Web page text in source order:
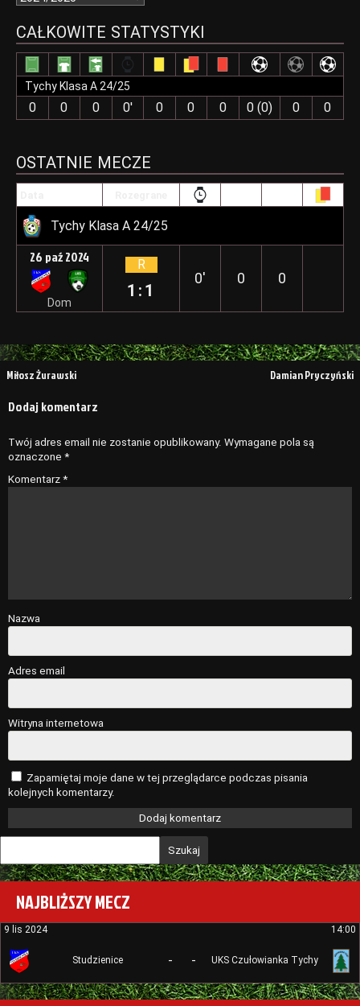
CAŁKOWITE STATYSTYKI
Tychy Klasa A 24/25
0 0 0 0′ 0 0 0 0 (0) 0 0
OSTATNIE MECZE
Tychy Klasa A 24/25
26 paź 2024
Dom
R
1:1
0′ 0 0
Nawigacja
Miłosz Żurawski Damian Pryczyński
Dodaj komentarz
Twój adres email nie zostanie opublikowany. Wymagane pola są
oznaczone *
Komentarz *
Nazwa
Adres email
Witryna internetowa
Zapamiętaj moje dane w tej przeglądarce podczas pisania
kolejnych komentarzy.
Szukaj
NAJBLIŻSZY MECZ
9 lis 2024 14:00
Studzienice - - UKS Czułowianka Tychy